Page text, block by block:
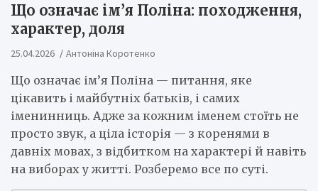
Що означає ім’я Поліна: походження,
характер, доля
25.04.2026 Антоніна Коротенко
Що означає ім’я Поліна — питання, яке
цікавить і майбутніх батьків, і самих
іменинниць. Адже за кожним іменем стоїть не
просто звук, а ціла історія — з коренями в
давніх мовах, з відбитком на характері й навіть
на виборах у житті. Розберемо все по суті.